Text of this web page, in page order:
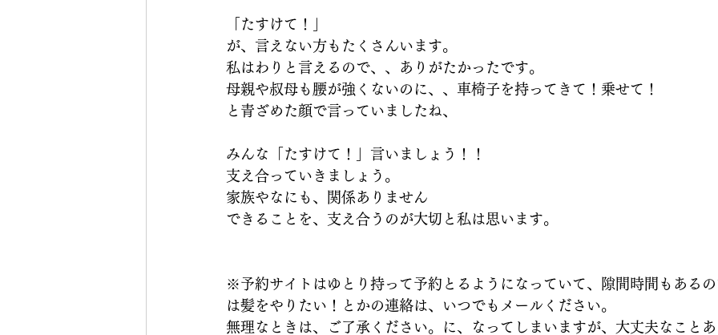
「たすけて！」
が、言えない方もたくさんいます。
私はわりと言えるので、、ありがたかったです。
母親や叔母も腰が強くないのに、、車椅子を持ってきて！乗せて！
と青ざめた顔で言っていましたね、
みんな「たすけて！」言いましょう！！
支え合っていきましょう。
家族やなにも、関係ありません
できることを、支え合うのが大切と私は思います。
※予約サイトはゆとり持って予約とるようになっていて、隙間時間もある
は髪をやりたい！とかの連絡は、いつでもメールください。
無理なときは、ご了承ください。に、なってしまいますが、大丈夫なこと